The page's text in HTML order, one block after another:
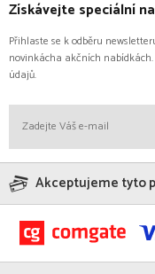
Získávejte speciální
Přihlaste se k odběru
novinkácha akčních
údajů.
Akceptujeme tyto